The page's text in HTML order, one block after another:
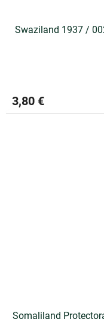
Swaziland 1937 /
3,80 €
Somaliland